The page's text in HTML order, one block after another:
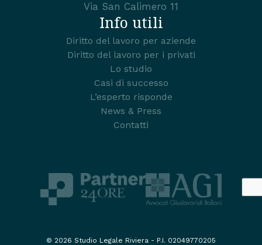
Via San Calimero 11
Info utili
Diritto del lavoro per aziende
Diritto del lavoro per i privati
Lo studio
Casi di successo
L’esperto risponde
News & Press
Contatti
© 2026 Studio Legale Riviera - P.I. 02049770205